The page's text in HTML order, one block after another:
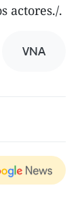
actores./.
VNA